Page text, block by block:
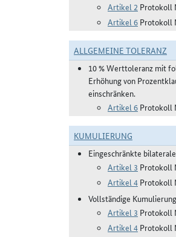
Artikel 2 Protokoll
Artikel 6 Protokoll
ALLGEMEINE TOLERANZ
10 % Werttoleranz mit
Erhöhung von
einschränken.
Artikel 6 Protokoll
KUMULIERUNG
Eingeschränkte
Artikel 3 Protokoll
Artikel 4 Protokoll
Vollständige
Artikel 3 Protokoll
Artikel 4 Protokoll